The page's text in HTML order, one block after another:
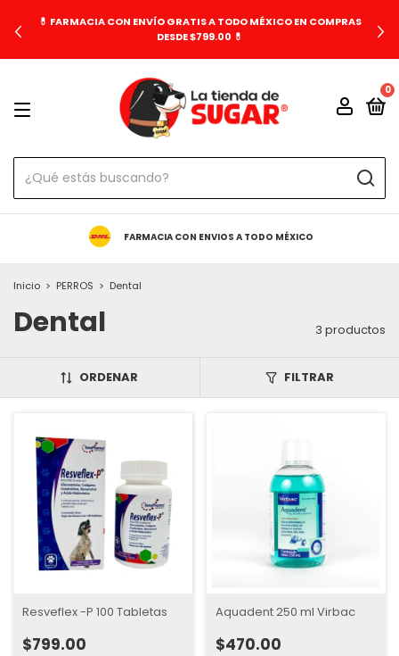
💊 FARMACIA CON ENVÍO GRATIS A TODO MÉXICO EN COMPRAS
DESDE $799.00 💊
0
FARMACIA CON ENVIOS A TODO MÉXICO
Inicio > PERROS > Dental
Dental 3 productos
ORDENAR FILTRAR
Resveflex -P 100 Tabletas
$799.00
Aquadent 250 ml Virbac
$470.00